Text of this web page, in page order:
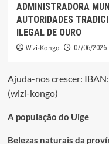
ADMINISTRADORA
AUTORIDADES
ILEGAL DE OURO
Wizi-Kongo 07/06/2026
Ajuda-nos crescer:
(wizi-kongo)
A população do Uige
Belezas naturais da